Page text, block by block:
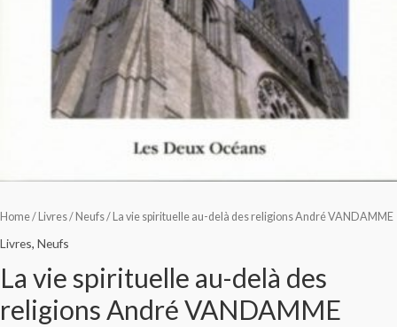
Home/ Livres/ Neufs/ La vie spirituelle au-delà des religions André VANDAMME
Livres, Neufs
La vie spirituelle au-delà des
religions André VANDAMME